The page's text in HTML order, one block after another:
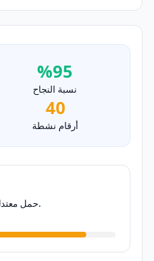
%95
نسبة النجاح
40
أرقام نشطة
حمل معتدل، والأرقام تستجيب بشكل طبيعي.